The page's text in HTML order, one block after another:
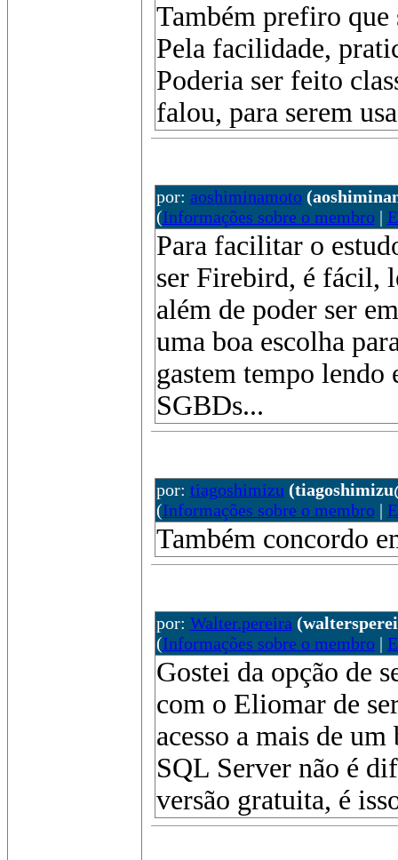
Também prefiro
Pela facilidade,
Poderia ser feito
falou, para serem
por: aoshiminamoto
(Informações sobre o membro|
Para facilitar o
ser Firebird, é fácil,
além de poder ser
uma boa escolha
gastem tempo lendo
SGBDs...
por: tiagoshimizu
(Informações sobre o membro|
Também concordo
por: Walter.pereira
(Informações sobre o membro|
Gostei da opção de
com o Eliomar de
acesso a mais de
SQL Server não é
versão gratuita, é